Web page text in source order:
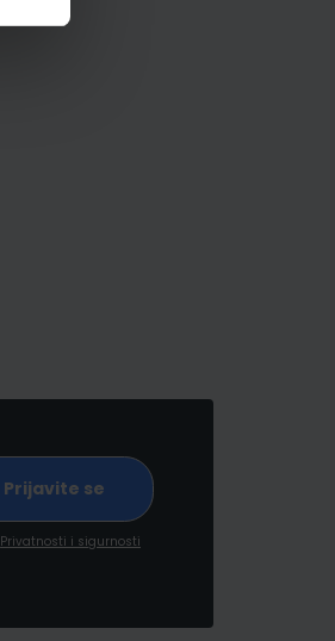
Privatnosti i sigurnosti